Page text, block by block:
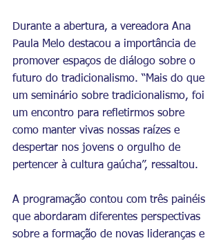
Durante a abertura, a vereadora Ana
Paula Melo destacou a importância de
promover espaços de diálogo sobre o
futuro do tradicionalismo. “Mais do que
um seminário sobre tradicionalismo, foi
um encontro para refletirmos sobre
como manter vivas nossas raízes e
despertar nos jovens o orgulho de
pertencer à cultura gaúcha”, ressaltou.
A programação contou com três painéis
que abordaram diferentes perspectivas
sobre a formação de novas lideranças e